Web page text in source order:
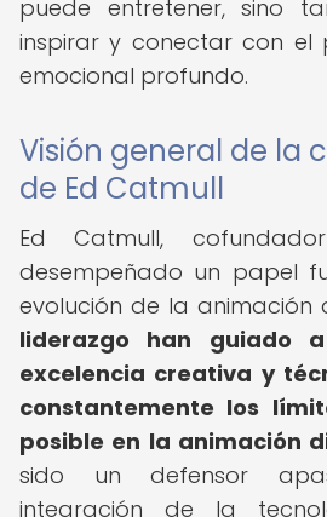
puede entretener, sino
inspirar y conectar con el
emocional profundo.
Visión general de la
de Ed Catmull
Ed Catmull,
desempeñado un papel
evolución de la animación
liderazgo han guiado
excelencia creativa y
constantemente los
posible en la animación
sido un defensor
integración de la